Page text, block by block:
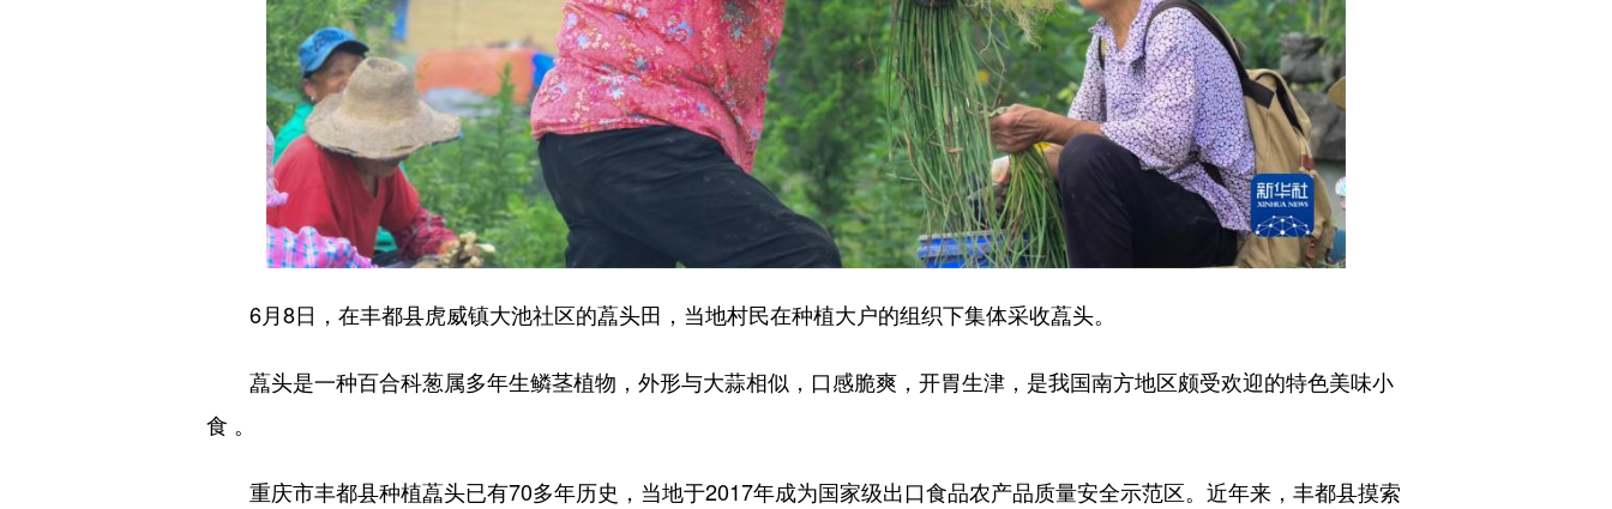
6月8日，在丰都县虎威镇大池社区的藠头田，当地村民在种植大户的组织下集体采收藠头。
藠头是一种百合科葱属多年生鳞茎植物，外形与大蒜相似，口感脆爽，开胃生津，是我国南方地区颇受欢迎的特色美味小
食 。
重庆市丰都县种植藠头已有70多年历史，当地于2017年成为国家级出口食品农产品质量安全示范区。近年来，丰都县摸索